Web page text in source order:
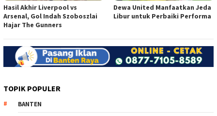
Hasil Akhir Liverpool vs
Arsenal, Gol Indah Szoboszlai
Hajar The Gunners
Dewa United Manfaatkan Jeda
Libur untuk Perbaiki Performa
TOPIK POPULER
BANTEN